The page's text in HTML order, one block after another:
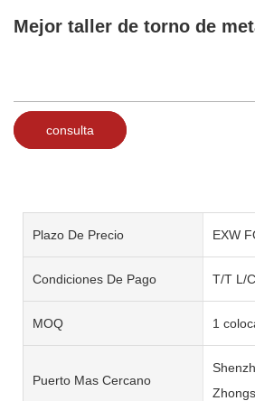
Mejor taller de torno de
consulta
Plazo De Precio EXW
Condiciones De Pago T/T L/
MOQ 1
Puerto Mas Cercano